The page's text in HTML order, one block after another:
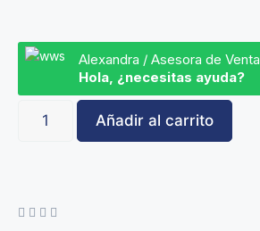
Alexandra / Asesora de Venta
Hola, ¿necesitas ayuda?
Añadir al carrito